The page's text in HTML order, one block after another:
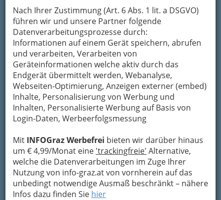
Nach Ihrer Zustimmung (Art. 6 Abs. 1 lit. a DSGVO)
führen wir und unsere Partner folgende
Datenverarbeitungsprozesse durch:
Informationen auf einem Gerät speichern, abrufen
und verarbeiten, Verarbeiten von
Geräteinformationen welche aktiv durch das
Endgerät übermittelt werden, Webanalyse,
Webseiten-Optimierung, Anzeigen externer (embed)
Inhalte, Personalisierung von Werbung und
Inhalten, Personalisierte Werbung auf Basis von
Login-Daten, Werbeerfolgsmessung
Mit INFOGraz Werbefrei bieten wir darüber hinaus
um € 4,99/Monat eine 'trackingfreie' Alternative,
welche die Datenverarbeitungen im Zuge Ihrer
Nutzung von info-graz.at von vornherein auf das
unbedingt notwendige Ausmaß beschränkt – nähere
Infos dazu finden Sie hier
Diverse Hilfen in der Not
Ärztenotdienst - Tel.: 141
Apothekennotdienst
Welche Zahnarztpraxis ist im
Dienst?
Kommunikation